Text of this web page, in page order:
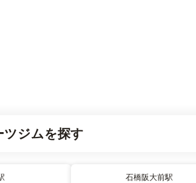
ツジムを探す
石橋阪大前駅